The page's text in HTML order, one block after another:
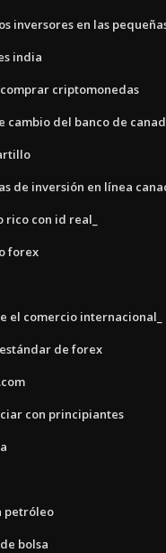
inversores en las
india
criptomonedas
cambio del banco de
de inversión en línea
con id real_
forex
el comercio internacional_
de forex
con principiantes
petróleo
bolsa